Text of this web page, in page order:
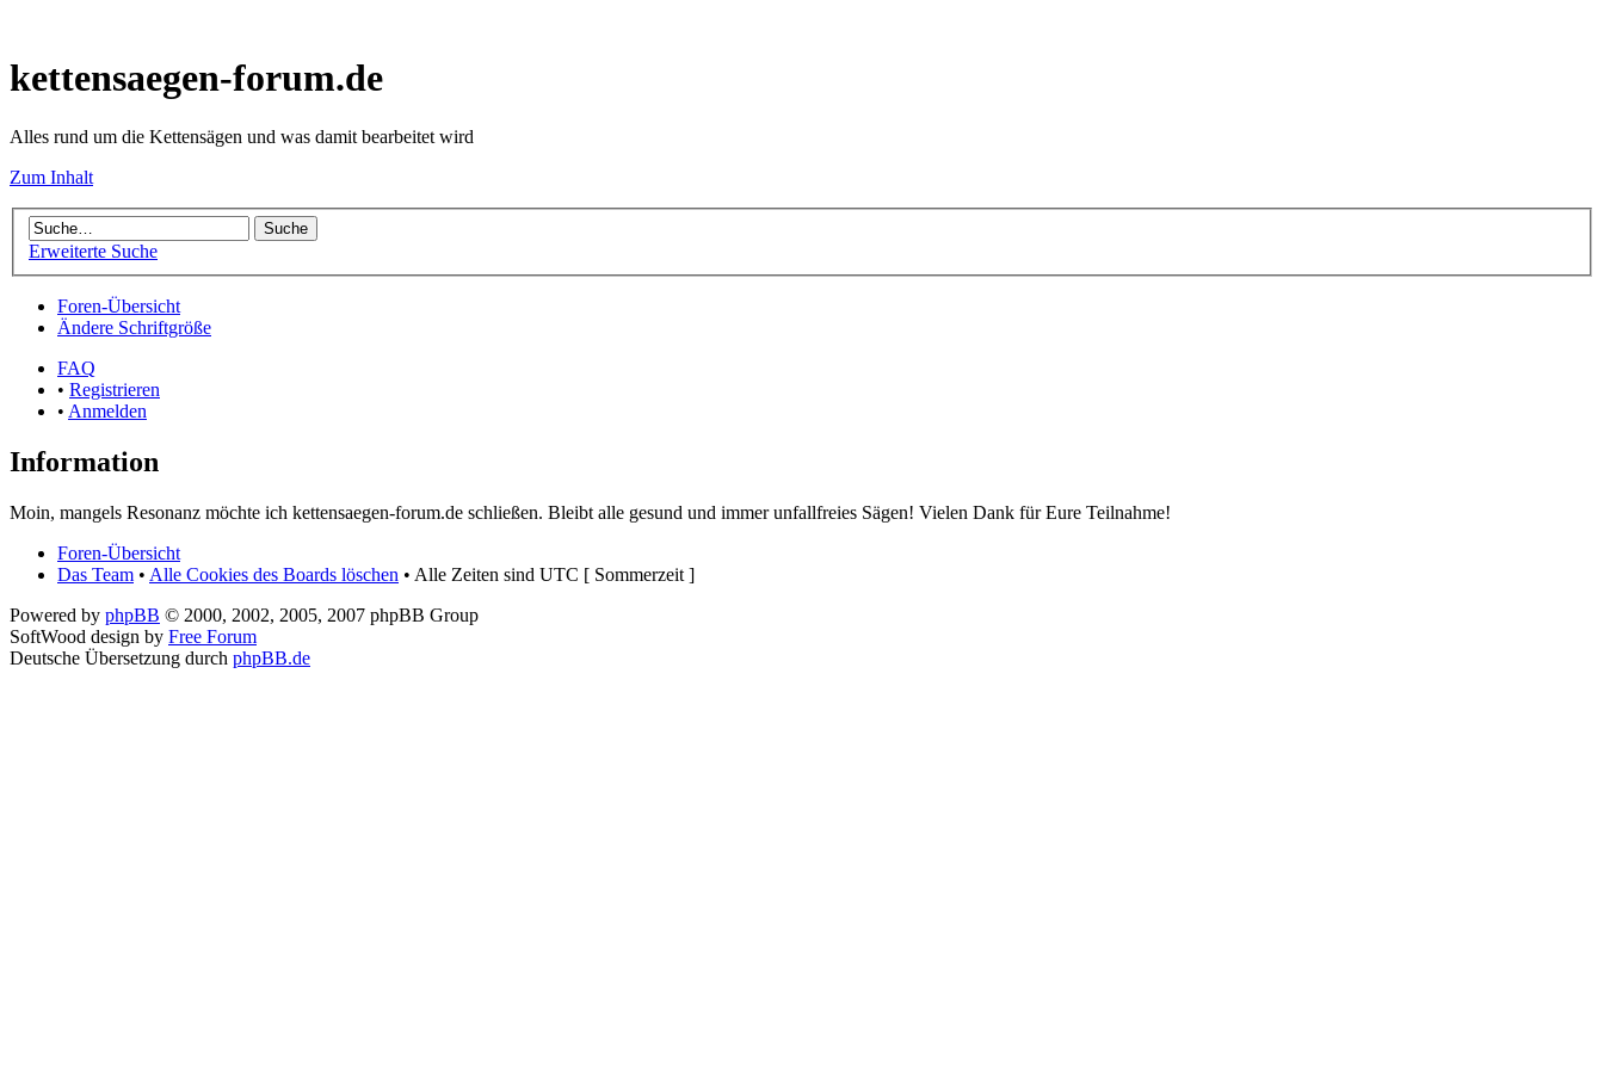
kettensaegen-forum.de
Alles rund um die Kettensägen und was damit bearbeitet wird
Zum Inhalt
Erweiterte Suche
Foren-Übersicht
Ändere Schriftgröße
FAQ
• Registrieren
• Anmelden
Information
Moin, mangels Resonanz möchte ich kettensaegen-forum.de schließen. Bleibt alle gesund und immer unfallfreies Sägen! Vielen Dank für Eure Teilnahme!
Foren-Übersicht
Das Team • Alle Cookies des Boards löschen • Alle Zeiten sind UTC [ Sommerzeit ]
Powered by phpBB © 2000, 2002, 2005, 2007 phpBB Group
SoftWood design by Free Forum
Deutsche Übersetzung durch phpBB.de